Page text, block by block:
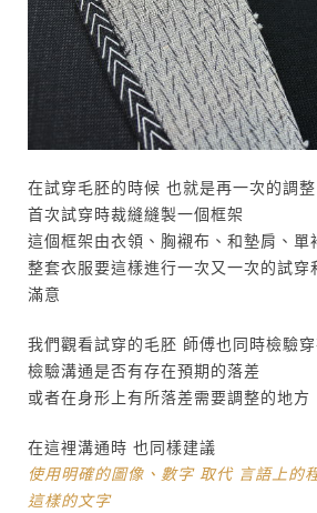
在試穿毛胚的時候 也就是再一次的調整
首次試穿時裁縫縫製一個框架
這個框架由衣領、胸襯布、和墊肩、單
整套衣服要這樣進行一次又一次的試
滿意
我們觀看試穿的毛胚 師傅也同時檢驗
檢驗溝通是否有存在預期的落差
或者在身形上有所落差需要調整的地方
在這裡溝通時 也同樣建議
使用明確的圖像、數字 取代 言語上的
這樣的文字